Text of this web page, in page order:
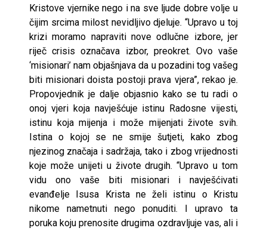
Kristove vjernike nego i na sve ljude dobre volje u
čijim srcima milost nevidljivo djeluje. “Upravo u toj
krizi moramo napraviti nove odlučne izbore, jer
riječ crisis označava izbor, preokret. Ovo vaše
‘misionari’ nam objašnjava da u pozadini tog vašeg
biti misionari doista postoji prava vjera”, rekao je.
Propovjednik je dalje objasnio kako se tu radi o
onoj vjeri koja navješćuje istinu Radosne vijesti,
istinu koja mijenja i može mijenjati živote svih.
Istina o kojoj se ne smije šutjeti, kako zbog
njezinog značaja i sadržaja, tako i zbog vrijednosti
koje može unijeti u živote drugih. “Upravo u tom
vidu ono vaše biti misionari i navješćivati
evanđelje Isusa Krista ne želi istinu o Kristu
nikome nametnuti nego ponuditi. I upravo ta
poruka koju prenosite drugima ozdravljuje vas, ali i